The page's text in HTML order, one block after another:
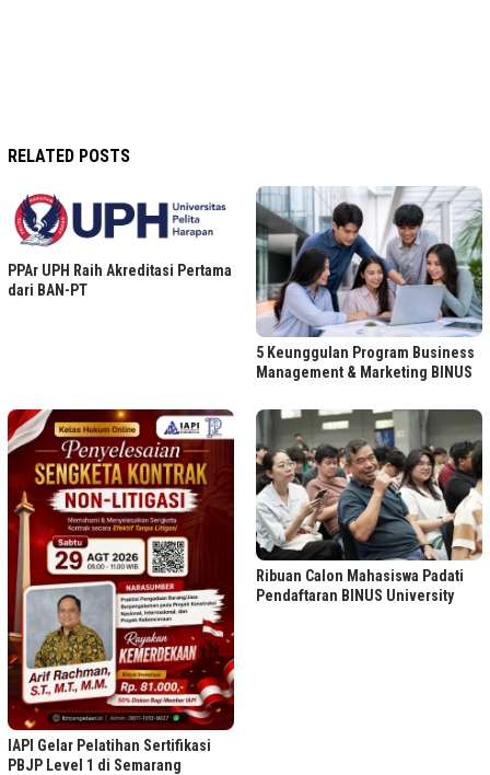
RELATED POSTS
PPAr UPH Raih Akreditasi Pertama
dari BAN-PT
5 Keunggulan Program Business
Management & Marketing BINUS
IAPI Gelar Pelatihan Sertifikasi
PBJP Level 1 di Semarang
Ribuan Calon Mahasiswa Padati
Pendaftaran BINUS University